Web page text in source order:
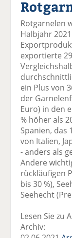
Rotgarnelen
Halbjahr
exportierte
ein Plus von
der
Euro) in den
% höher als
Spanien, das
von Italien,
- anders als
Andere
rückläufigen
bis 30 %),
Seehecht
Lesen Sie zu
Archiv: